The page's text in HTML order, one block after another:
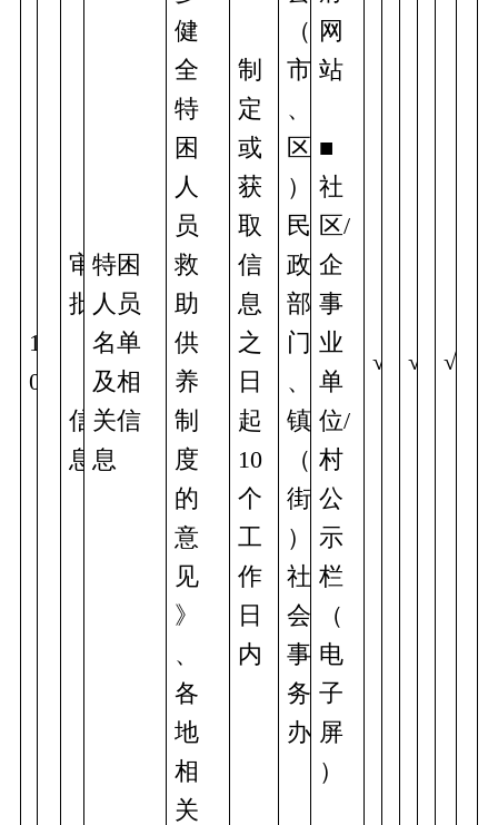
1
0
审
批
信
息
特困
人员
名单
及相
关信
息
健
全
特
困
人
员
救
助
供
养
制
度
的
意
见
》
、
各
地
相
关
制
定
或
获
取
信
息
之
日
起
10
个
工
作
日
内
（
市
、
区
）
民
政
部
门
、
镇
（
街
）
社
会
事
务
办
网
站
■
社
区/
企
事
业
单
位/
村
公
示
栏
（
电
子
屏
）
√ √ √